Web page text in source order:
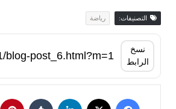
التصنيفات: رياضة
نسخ
الرابط